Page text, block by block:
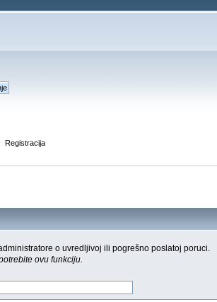
Registracija
o uvredljivoj ili pogrešno poslatoj poruci.
ovu funkciju.